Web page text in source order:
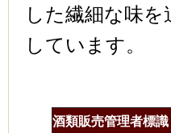
した繊細な味
しています。
酒類販売管理者標識